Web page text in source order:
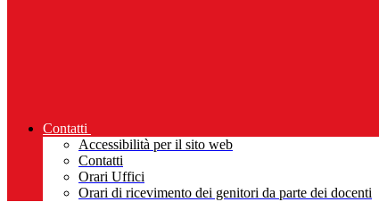
Contatti
Accessibilità per il sito web
Contatti
Orari Uffici
Orari di ricevimento dei genitori da parte dei docenti